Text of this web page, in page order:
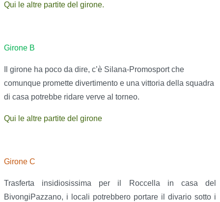
Qui le altre partite del girone.
Girone B
Il girone ha poco da dire, c’è Silana-Promosport che
comunque promette divertimento e una vittoria della squadra
di casa potrebbe ridare verve al torneo.
Qui le altre partite del girone
Girone C
Trasferta insidiosissima per il Roccella in casa del
BivongiPazzano, i locali potrebbero portare il divario sotto i